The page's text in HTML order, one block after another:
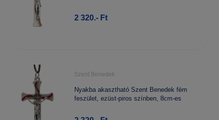
2 320.- Ft
Szent Benedek
Nyakba akasztható Szent Benedek fém
feszület, ezüst-piros színben, 8cm-es